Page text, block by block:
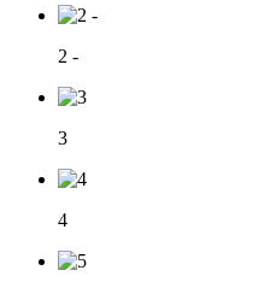
2 -
3
4